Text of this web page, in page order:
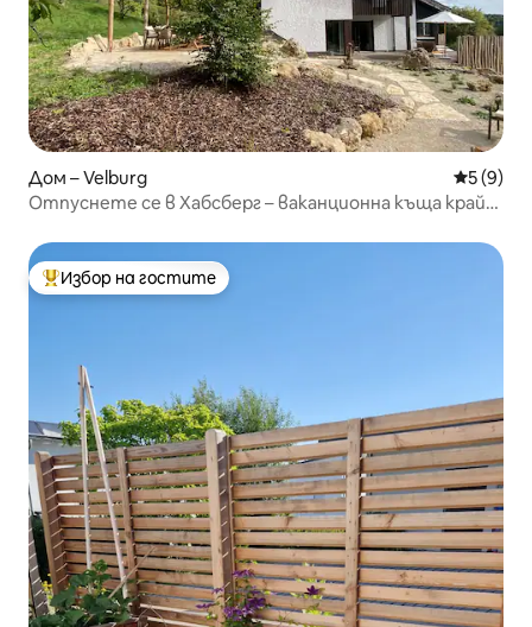
Дом – Velburg Средна
5 (9)
Отпуснете се в Хабсберг – ваканционна къща край
Най-популярен избор на гостите
Избор на гостите